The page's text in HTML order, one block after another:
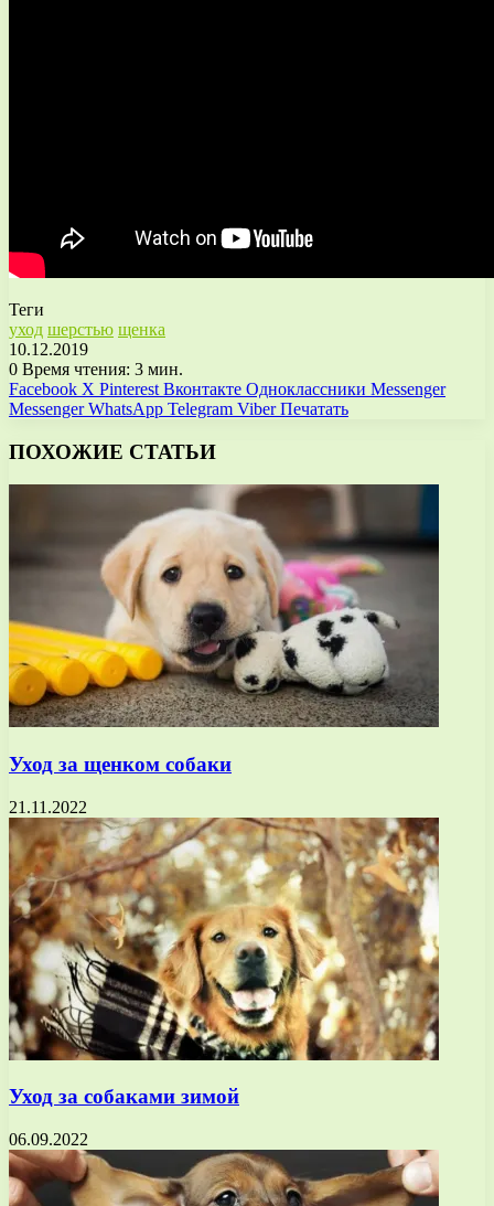
Теги
уход шерстью щенка
10.12.2019
0 Время чтения: 3 мин.
Facebook X Pinterest Вконтакте Одноклассники Messenger
Messenger WhatsApp Telegram Viber Печатать
ПОХОЖИЕ СТАТЬИ
Уход за щенком собаки
21.11.2022
Уход за собаками зимой
06.09.2022